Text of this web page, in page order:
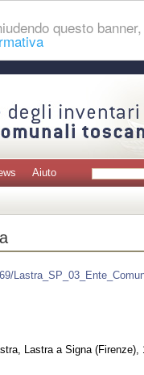
questo
Aiuto
Lastra a Signa (Firenze),